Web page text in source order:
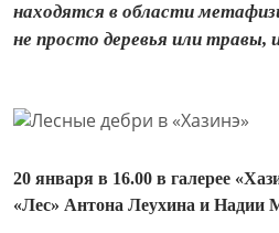
находятся в области
не просто деревья или травы,
20 января в 16.00 в галерее
«Лес» Антона Леухина и Надии